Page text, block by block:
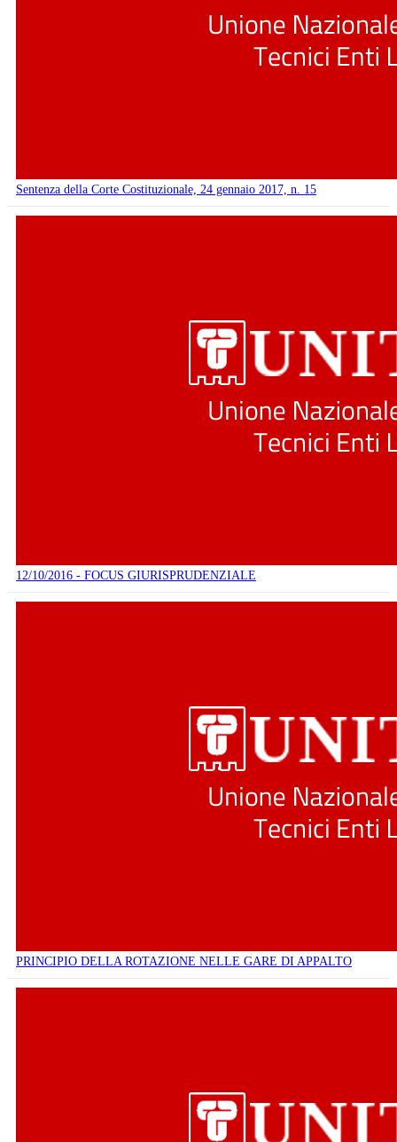
Sentenza della Corte Costituzionale, 24 gennaio 2017, n. 15
12/10/2016 - FOCUS GIURISPRUDENZIALE
PRINCIPIO DELLA ROTAZIONE NELLE GARE DI APPALTO